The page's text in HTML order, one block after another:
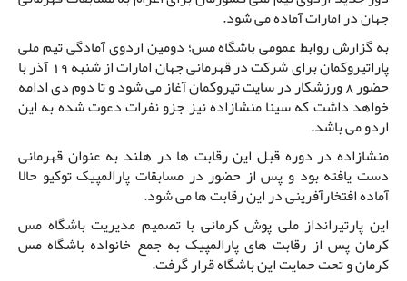
جهان در امارات آماده می شود.
به گزارش روابط عمومی باشگاه مس؛ دومین اردوی آمادگی تیم ملی
پاراتیروکمان برای شرکت در قهرمانی جهان امارات از شنبه 19 آذر با
حضور 8 ورزشکار در سایت تیروکمان آغاز می شود و تا دوم دی ادامه
خواهد داشت که سینا منشازاده نیز جزو نفرات دعوت شده به این
اردو می باشد.
منشازاده در دوره قبل این رقابت ها در هلند به عنوان قهرمانی
دست یافته بود و پس از حضور در مسابقات پارالمپیک توکیو حالا
آماده افتخارآفرینی در این رقابت ها می شود.
این پارتیرانداز ملی پوش کرمانی با تصمیم مدیریت باشگاه مس
کرمان پس از رقابت های پارالمپیک به جمع خانواده باشگاه مس
کرمان و تحت حمایت این باشگاه قرار گرفت.